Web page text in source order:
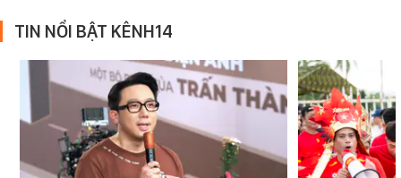
TIN NỔI BẬT KÊNH14